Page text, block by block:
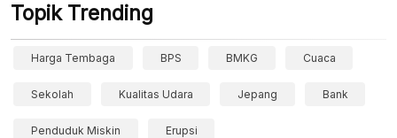
Topik Trending
Harga Tembaga BPS BMKG Cuaca
Sekolah Kualitas Udara Jepang Bank
Penduduk Miskin Erupsi